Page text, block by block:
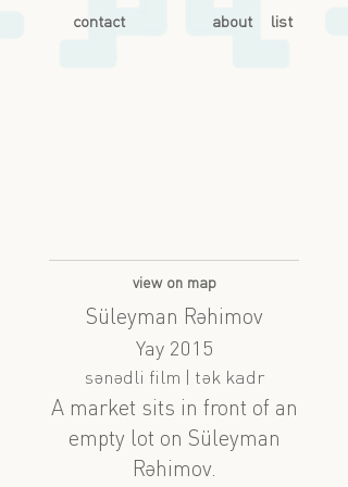
contact about list
view on map
Süleyman Rəhimov
Yay 2015
sənədli film | tək kadr
A market sits in front of an
empty lot on Süleyman
Rəhimov.